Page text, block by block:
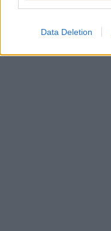
Data Deletion